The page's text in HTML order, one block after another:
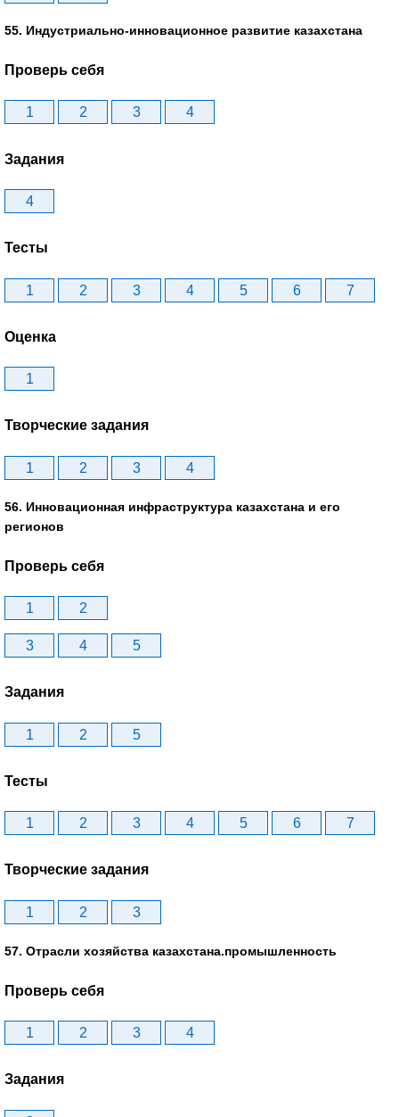
55. Индустриально-инновационное развитие казахстана
Проверь себя
1 2 3 4
Задания
4
Тесты
1 2 3 4 5 6 7
Оценка
1
Творческие задания
1 2 3 4
56. Инновационная инфраструктура казахстана и его
регионов
Проверь себя
1 2
3 4 5
Задания
1 2 5
Тесты
1 2 3 4 5 6 7
Творческие задания
1 2 3
57. Отрасли хозяйства казахстана.промышленность
Проверь себя
1 2 3 4
Задания